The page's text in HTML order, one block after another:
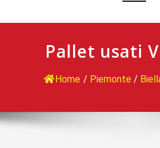
Pallet usati
Home / Piemonte /